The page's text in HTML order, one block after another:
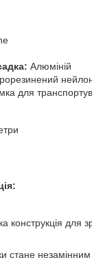
Алюміній
для
конструкція для
стане